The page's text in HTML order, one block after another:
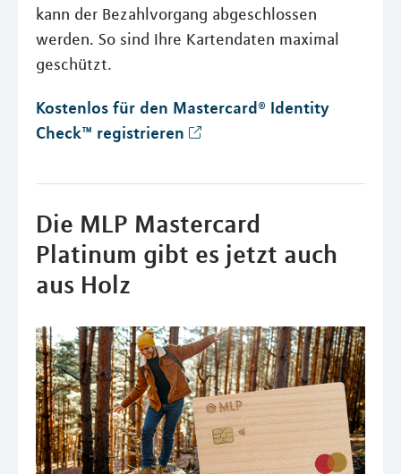
kann der Bezahlvorgang abgeschlossen
werden. So sind Ihre Kartendaten maximal
geschützt.
Kostenlos für den Mastercard® Identity
Check™ registrieren
Die MLP Mastercard
Platinum gibt es jetzt auch
aus Holz